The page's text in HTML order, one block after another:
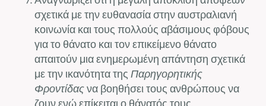
σχετικά με την ευθανασία στην αυστραλιανή
κοινωνία και τους πολλούς αβάσιμους φόβους
για το θάνατο και τον επικείμενο θάνατο
απαιτούν μια ενημερωμένη απάντηση σχετικά
με την ικανότητα τηςΠαρηγορητικής
Φροντίδαςνα βοηθήσει τους ανθρώπους να